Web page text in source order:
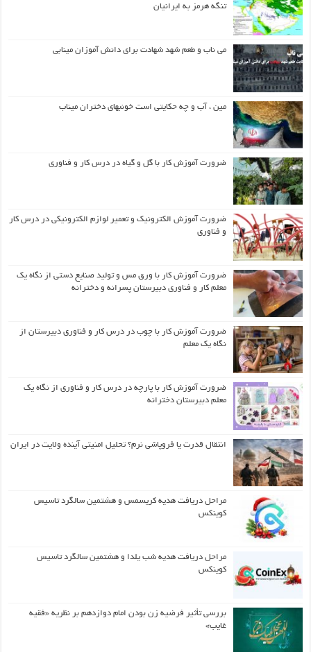
تنگه هرمز به ایرانیان
می ناب و طعم شهد شهادت برای دانش آموزان مینابی
مین ، آب و چه حکایتی است خونبهای دختران میناب
ضرورت آموزش کار با گل و گیاه در درس کار و فناوری
ضرورت آموزش الکترونیک و تعمیر لوازم الکترونیکی در درس کار
و فناوری
ضرورت آموزش کار با ورق مس و تولید صنایع دستی از نگاه یک
معلم کار و فناوری دبیرستان پسرانه و دخترانه
ضرورت آموزش کار با چوب در درس کار و فناوری دبیرستان از
نگاه یک معلم
ضرورت آموزش کار با پارچه در درس کار و فناوری از نگاه یک
معلم دبیرستان دخترانه
انتقال قدرت یا فروپاشی نرم؟ تحلیل امنیتی آینده ولایت در ایران
مراحل دریافت هدیه کریسمس و هشتمین سالگرد تاسیس
کوینکس
مراحل دریافت هدیه شب یلدا و هشتمین سالگرد تاسیس
کوینکس
بررسی تأثیر فرضیه زن بودن امام دوازدهم بر نظریه «فقیه
غایب»